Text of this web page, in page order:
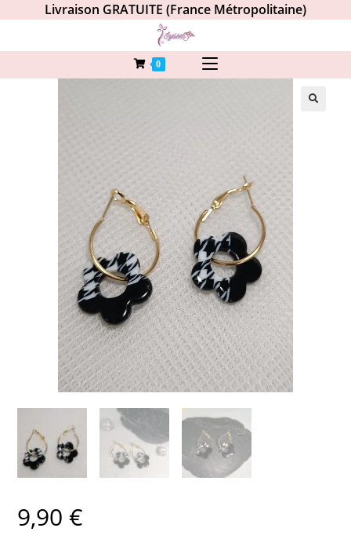
Livraison GRATUITE (France Métropolitaine)
0
9,90 €